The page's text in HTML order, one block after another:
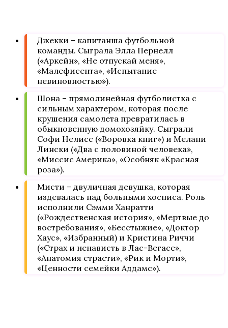
Джекки – капитанша футбольной
команды. Сыграла Элла Пернелл
(«Аркейн», «Не отпускай меня»,
«Малефисента», «Испытание
невиновностью»).
Шона – прямолинейная футболистка с
сильным характером, которая после
крушения самолета превратилась в
обыкновенную домохозяйку. Сыграли
Софи Нелисс («Воровка книг») и Мелани
Лински («Два с половиной человека»,
«Миссис Америка», «Особняк «Красная
роза»).
Мисти – двуличная девушка, которая
издевалась над больными хосписа. Роль
исполнили Сэмми Ханратти
(«Рождественская история», «Мертвые до
востребования», «Бесстыжие», «Доктор
Хаус», «Избранный) и Кристина Риччи
(«Страх и ненависть в Лас-Вегасе»,
«Анатомия страсти», «Рик и Морти»,
«Ценности семейки Аддамс»).